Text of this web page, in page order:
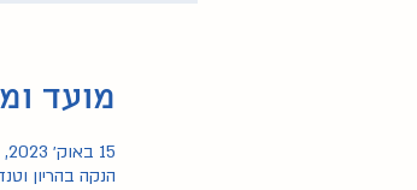
מועד
15 באוק׳ 2023, 9:30 – 11:30
הנקה בהריון